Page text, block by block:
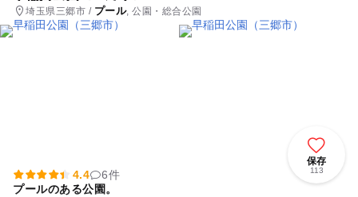
埼玉県三郷市 / プール, 公園・総合公園
保存
113
4.4
6件
プールのある公園。